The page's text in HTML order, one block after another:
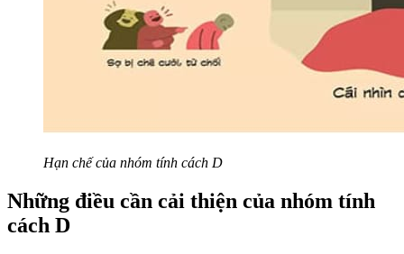
Hạn chế của nhóm tính cách D
Những điều cần cải thiện của nhóm tính
cách D